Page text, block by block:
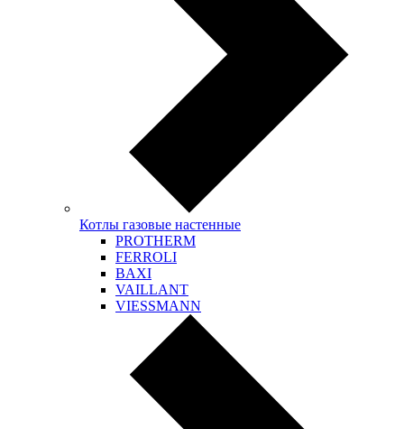
Котлы газовые настенные
PROTHERM
FERROLI
BAXI
VAILLANT
VIESSMANN